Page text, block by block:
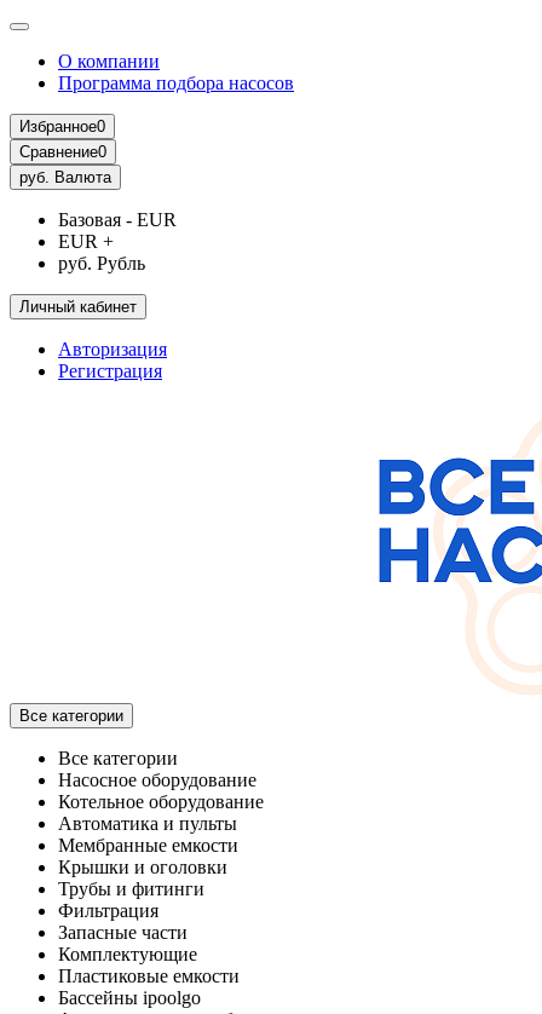
О компании
Программа подбора насосов
Избранное0
Сравнение0
руб. Валюта
Базовая - EUR
EUR +
руб. Рубль
Личный кабинет
Авторизация
Регистрация
Все категории
Все категории
Насосное оборудование
Котельное оборудование
Автоматика и пульты
Мембранные емкости
Крышки и оголовки
Трубы и фитинги
Фильтрация
Запасные части
Комплектующие
Пластиковые емкости
Бассейны ipoolgo